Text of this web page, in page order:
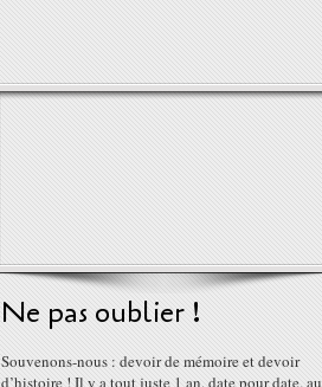
Ne pas oublier !
Souvenons-nous : devoir de mémoire et devoir
d’histoire ! Il y a tout juste 1 an, date pour date, au